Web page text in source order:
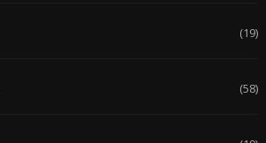
(19)
(58)